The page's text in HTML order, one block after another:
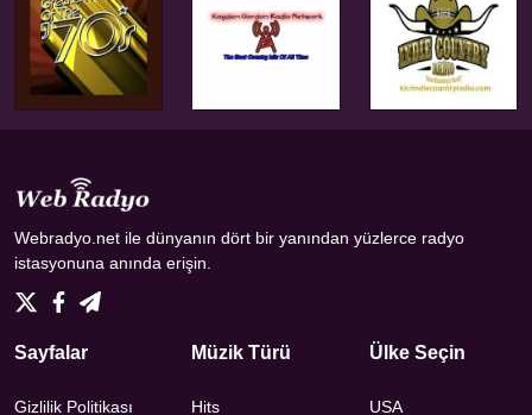
Webradyo.net ile dünyanın dört bir yanından yüzlerce radyo
istasyonuna anında erişin.
Sayfalar
Gizlilik Politikası
Müzik Türü
Hits
Ülke Seçin
USA